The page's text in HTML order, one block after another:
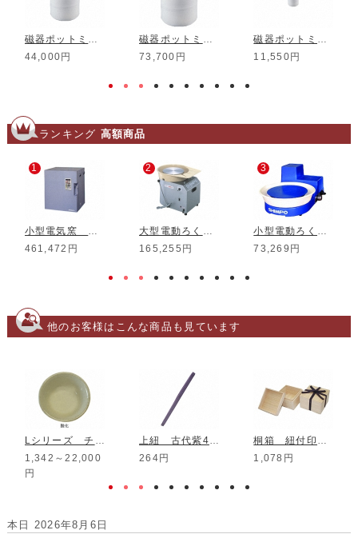
磁器ポットミル φ240mm
44,000円
磁器ポットミル φ300mm
73,700円
磁器ポットミル φ100mm
11,550円
ランキング 高額商品
1
小型電気窯 DMT-01
461,472円
2
大型電動ろくろ RK-3D
165,255円
3
小型電動ろくろ RK-5T
73,269円
他のお客様はこんな商品も見ています
Lシリーズ チタン窯変釉
1,342～22,000
円
上紐 古代紫4分 1m
264円
桐箱 紐付印籠 3.0寸組鉢
1,078円
本日 2026年8月6日